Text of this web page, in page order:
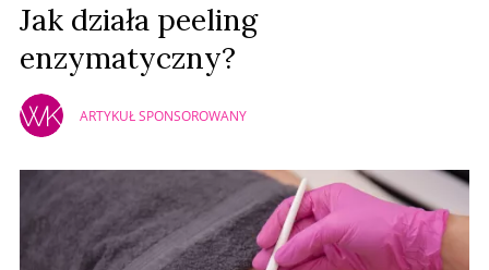
Jak działa peeling
enzymatyczny?
ARTYKUŁ SPONSOROWANY